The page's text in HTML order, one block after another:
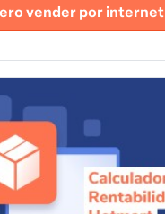
vender por internet